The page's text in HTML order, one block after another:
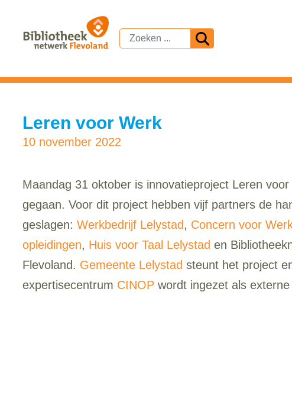
Leren voor Werk
10 november 2022
Maandag 31 oktober is innovatieproject Leren
gegaan. Voor dit project hebben vijf partners de
geslagen:Werkbedrijf Lelystad, Concern voor
opleidingen, Huis voor Taal Lelystad en
Flevoland. Gemeente Lelystad steunt het project
expertisecentrum CINOP wordt ingezet als externe